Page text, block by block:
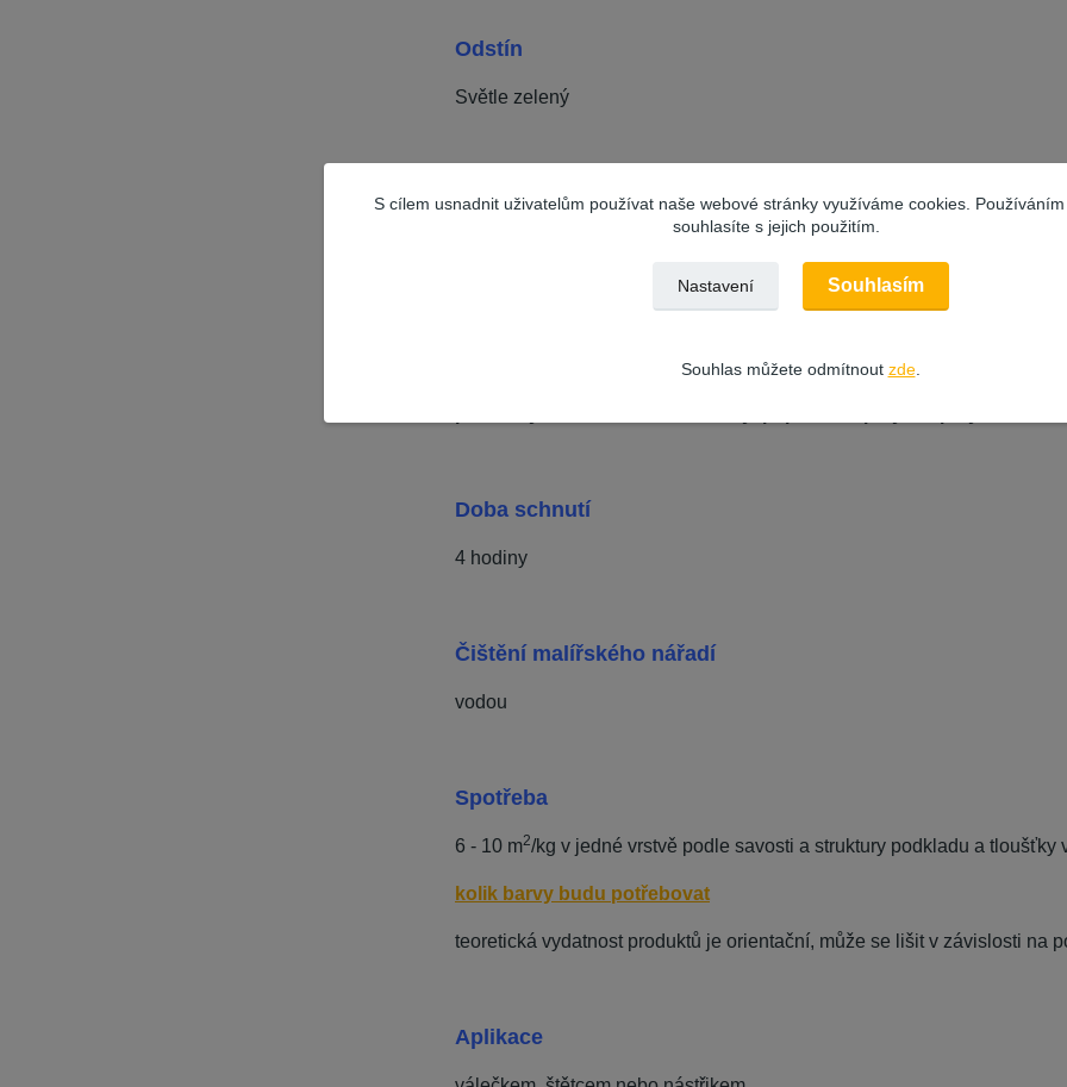
Odstín
Světle zelený
Specifikace
nátěry obývacích a komerčních prostory , dětské pokoje,
zdivo,
Doba schnutí
4 hodiny
Čištění malířského nářadí
vodou
Spotřeba
6 - 10 m2/kg v jedné vrstvě podle savosti a struktury podkladu a tloušťky
kolik barvy budu potřebovat
teoretická vydatnost produktů je orientační, může se lišit v závislosti na
Aplikace
S cílem usnadnit uživatelům používat naše webové stránky využíváme cookies.
souhlasíte s jejich použitím.
Nastavení Souhlasím
Souhlas můžete odmítnout zde.